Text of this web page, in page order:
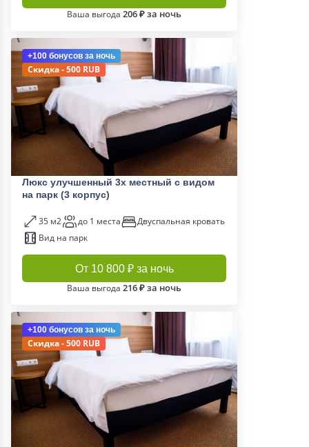
Ваша выгода 206 ₽ за ночь
+100 бонусов за ночь
Скидка - 500 RUB
Люкс улучшенный 3х местный с видом
на парк (3 корпус)
35 м2 до 1 места
Двуспальная кровать
Вид на парк
От 10 800 ₽ за ночь
Ваша выгода 216 ₽ за ночь
+100 бонусов за ночь
Скидка - 500 RUB